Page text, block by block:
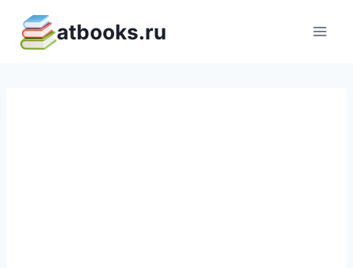
содержимому
atbooks.ru